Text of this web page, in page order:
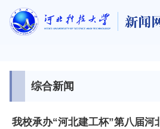
综合新闻
我校承办“河北建工杯”第八届河